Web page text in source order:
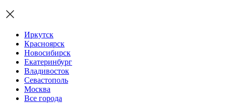
Иркутск
Красноярск
Новосибирск
Екатеринбург
Владивосток
Севастополь
Москва
Все города